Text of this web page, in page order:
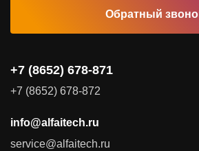
Видеоконференцсвязь
Поставка продуктов для резервного
Соответствие требованиям и стандартам
Антивирусная защита
Обратный
+7 (8652) 678-871
+7 (8652) 678-872
info@alfaitech.ru
service@alfaitech.ru